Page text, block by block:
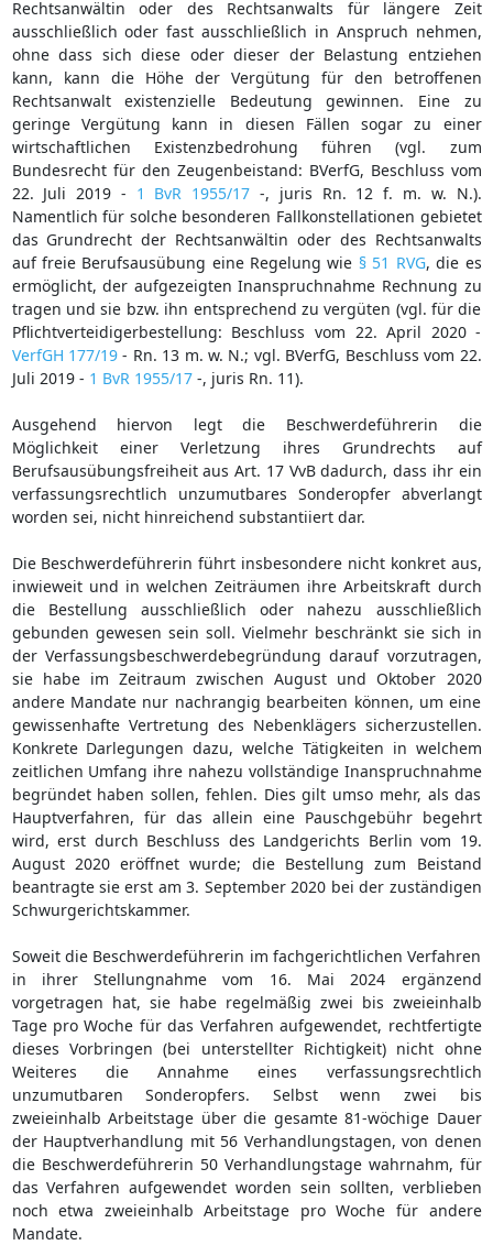
Rechtsanwältin oder des Rechtsanwalts für längere Zeit
ausschließlich oder fast ausschließlich in Anspruch nehmen,
ohne dass sich diese oder dieser der Belastung entziehen
kann, kann die Höhe der Vergütung für den betroffenen
Rechtsanwalt existenzielle Bedeutung gewinnen. Eine zu
geringe Vergütung kann in diesen Fällen sogar zu einer
wirtschaftlichen Existenzbedrohung führen (vgl. zum
Bundesrecht für den Zeugenbeistand: BVerfG, Beschluss vom
22. Juli 2019 - 1 BvR 1955/17 -, juris Rn. 12 f. m. w. N.).
Namentlich für solche besonderen Fallkonstellationen gebietet
das Grundrecht der Rechtsanwältin oder des Rechtsanwalts
auf freie Berufsausübung eine Regelung wie § 51 RVG, die es
ermöglicht, der aufgezeigten Inanspruchnahme Rechnung zu
tragen und sie bzw. ihn entsprechend zu vergüten (vgl. für die
Pflichtverteidigerbestellung: Beschluss vom 22. April 2020 -
VerfGH 177/19- Rn. 13 m. w. N.; vgl. BVerfG, Beschluss vom 22.
Juli 2019 - 1 BvR 1955/17-, juris Rn. 11).
Ausgehend hiervon legt die Beschwerdeführerin die
Möglichkeit einer Verletzung ihres Grundrechts auf
Berufsausübungsfreiheit aus Art. 17 VvB dadurch, dass ihr ein
verfassungsrechtlich unzumutbares Sonderopfer abverlangt
worden sei, nicht hinreichend substantiiert dar.
Die Beschwerdeführerin führt insbesondere nicht konkret aus,
inwieweit und in welchen Zeiträumen ihre Arbeitskraft durch
die Bestellung ausschließlich oder nahezu ausschließlich
gebunden gewesen sein soll. Vielmehr beschränkt sie sich in
der Verfassungsbeschwerdebegründung darauf vorzutragen,
sie habe im Zeitraum zwischen August und Oktober 2020
andere Mandate nur nachrangig bearbeiten können, um eine
gewissenhafte Vertretung des Nebenklägers sicherzustellen.
Konkrete Darlegungen dazu, welche Tätigkeiten in welchem
zeitlichen Umfang ihre nahezu vollständige Inanspruchnahme
begründet haben sollen, fehlen. Dies gilt umso mehr, als das
Hauptverfahren, für das allein eine Pauschgebühr begehrt
wird, erst durch Beschluss des Landgerichts Berlin vom 19.
August 2020 eröffnet wurde; die Bestellung zum Beistand
beantragte sie erst am 3. September 2020 bei der zuständigen
Schwurgerichtskammer.
Soweit die Beschwerdeführerin im fachgerichtlichen Verfahren
in ihrer Stellungnahme vom 16. Mai 2024 ergänzend
vorgetragen hat, sie habe regelmäßig zwei bis zweieinhalb
Tage pro Woche für das Verfahren aufgewendet, rechtfertigte
dieses Vorbringen (bei unterstellter Richtigkeit) nicht ohne
Weiteres die Annahme eines verfassungsrechtlich
unzumutbaren Sonderopfers. Selbst wenn zwei bis
zweieinhalb Arbeitstage über die gesamte 81-wöchige Dauer
der Hauptverhandlung mit 56 Verhandlungstagen, von denen
die Beschwerdeführerin 50 Verhandlungstage wahrnahm, für
das Verfahren aufgewendet worden sein sollten, verblieben
noch etwa zweieinhalb Arbeitstage pro Woche für andere
Mandate.